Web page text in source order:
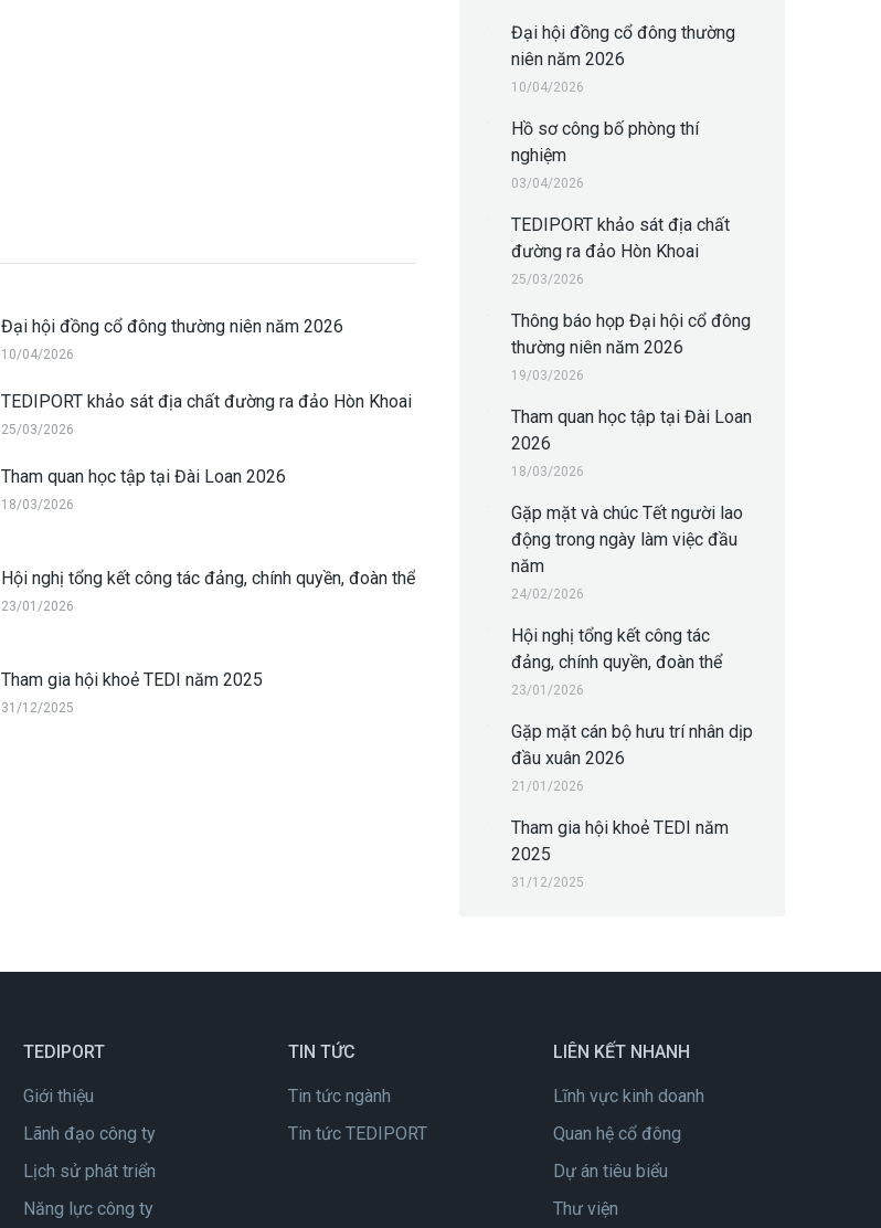
Đại hội đồng cổ đông thường niên năm 2026
10/04/2026
TEDIPORT khảo sát địa chất đường ra đảo Hòn Khoai
25/03/2026
Tham quan học tập tại Đài Loan 2026
18/03/2026
Hội nghị tổng kết công tác đảng, chính quyền, đoàn thể
23/01/2026
Tham gia hội khoẻ TEDI năm 2025
31/12/2025
Đại hội đồng cổ đông thường
niên năm 2026
10/04/2026
Hồ sơ công bố phòng thí
nghiệm
03/04/2026
TEDIPORT khảo sát địa chất
đường ra đảo Hòn Khoai
25/03/2026
Thông báo họp Đại hội cổ đông
thường niên năm 2026
19/03/2026
Tham quan học tập tại Đài Loan
2026
18/03/2026
Gặp mặt và chúc Tết người lao
động trong ngày làm việc đầu
năm
24/02/2026
Hội nghị tổng kết công tác
đảng, chính quyền, đoàn thể
23/01/2026
Gặp mặt cán bộ hưu trí nhân dịp
đầu xuân 2026
21/01/2026
Tham gia hội khoẻ TEDI năm
2025
31/12/2025
TEDIPORT
Giới thiệu
Lãnh đạo công ty
Lịch sử phát triển
Năng lực công ty
TIN TỨC
Tin tức ngành
Tin tức TEDIPORT
LIÊN KẾT NHANH
Lĩnh vực kinh doanh
Quan hệ cổ đông
Dự án tiêu biểu
Thư viện